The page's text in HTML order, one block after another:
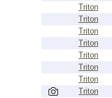
Triton
Triton
Triton
Triton
Triton
Triton
Triton
Triton